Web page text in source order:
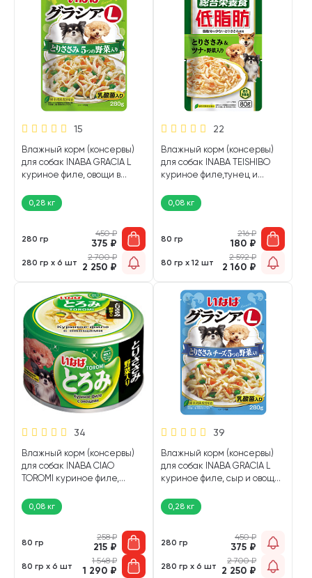
15
Влажный корм (консервы)
для собак INABA GRACIA L
куриное филе, овощи в
0,28 кг
280 гр
450₽
375 ₽
280 гр х 6 шт
2 700₽
2 250 ₽
22
Влажный корм (консервы)
для собак INABA TEISHIBO
куриное филе,тунец и
0,08 кг
80 гр
216₽
180 ₽
80 гр х 12 шт
2 592₽
2 160 ₽
34
Влажный корм (консервы)
для собак INABA CIAO
TOROMI куриное филе,
0,08 кг
80 гр
258₽
215 ₽
80 гр х 6 шт
1 548₽
1 290 ₽
39
Влажный корм (консервы)
для собак INABA GRACIA L
куриное филе, сыр и овощи
0,28 кг
280 гр
450₽
375 ₽
280 гр х 6 шт
2 700₽
2 250 ₽